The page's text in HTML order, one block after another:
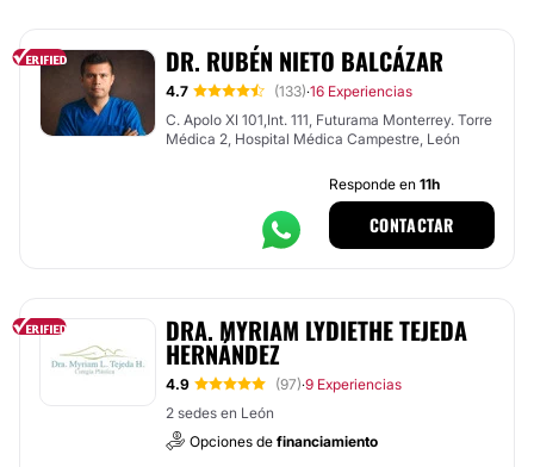
DR. RUBÉN NIETO BALCÁZAR
4.7 (133)·16 Experiencias
C. Apolo XI 101,Int. 111, Futurama Monterrey. Torre
Médica 2, Hospital Médica Campestre, León
Responde en 11h
CONTACTAR
DRA. MYRIAM LYDIETHE TEJEDA
HERNÁNDEZ
4.9 (97)·9 Experiencias
2 sedes en León
Opciones de financiamiento